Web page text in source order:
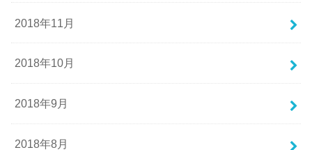
2018年11月
2018年10月
2018年9月
2018年8月